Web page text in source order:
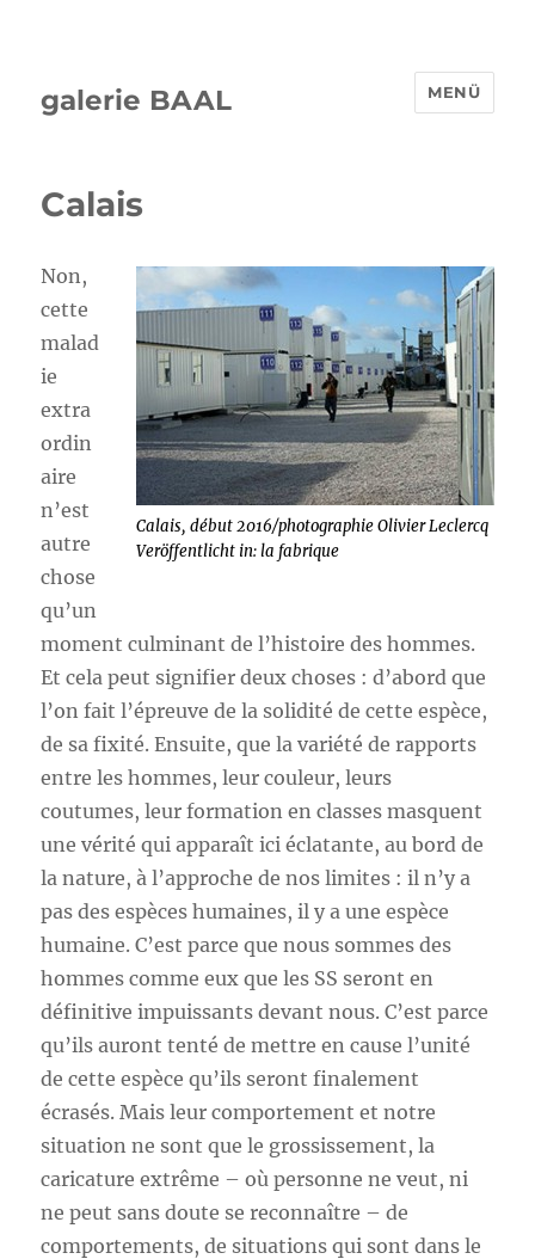
galerie BAAL MENÜ
Calais
Calais, début 2016/photographie Olivier Leclercq
Veröffentlicht in: la fabrique
Non,
cette
malad
ie
extra
ordin
aire
n’est
autre
chose
qu’un
moment culminant de l’histoire des hommes.
Et cela peut signifier deux choses : d’abord que
l’on fait l’épreuve de la solidité de cette espèce,
de sa fixité. Ensuite, que la variété de rapports
entre les hommes, leur couleur, leurs
coutumes, leur formation en classes masquent
une vérité qui apparaît ici éclatante, au bord de
la nature, à l’approche de nos limites : il n’y a
pas des espèces humaines, il y a une espèce
humaine. C’est parce que nous sommes des
hommes comme eux que les SS seront en
définitive impuissants devant nous. C’est parce
qu’ils auront tenté de mettre en cause l’unité
de cette espèce qu’ils seront finalement
écrasés. Mais leur comportement et notre
situation ne sont que le grossissement, la
caricature extrême – où personne ne veut, ni
ne peut sans doute se reconnaître – de
comportements, de situations qui sont dans le